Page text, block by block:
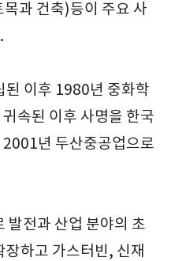
과 건축)등이 주요 사
된 이후 1980년 중화학
속된 이후 사명을 한국
년 두산중공업으로
발전과 산업 분야의 초
하고 가스터빈, 신재